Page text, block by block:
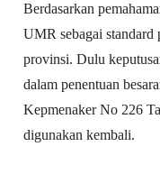
Berdasarkan
UMR sebagai standard
provinsi. Dulu
dalam penentuan
Kepmenaker No 226
digunakan kembali.